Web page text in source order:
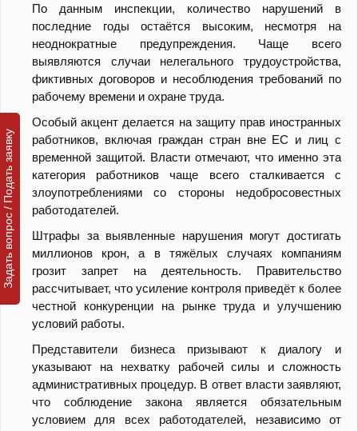
По данным инспекции, количество нарушений в
последние годы остаётся высоким, несмотря на
неоднократные предупреждения. Чаще всего
выявляются случаи нелегального трудоустройства,
фиктивных договоров и несоблюдения требований по
рабочему времени и охране труда.
Особый акцент делается на защиту прав иностранных
работников, включая граждан стран вне ЕС и лиц с
временной защитой. Власти отмечают, что именно эта
категория работников чаще всего сталкивается с
злоупотреблениями со стороны недобросовестных
работодателей.
Штрафы за выявленные нарушения могут достигать
миллионов крон, а в тяжёлых случаях компаниям
грозит запрет на деятельность. Правительство
рассчитывает, что усиление контроля приведёт к более
честной конкуренции на рынке труда и улучшению
условий работы.
Представители бизнеса призывают к диалогу и
указывают на нехватку рабочей силы и сложность
административных процедур. В ответ власти заявляют,
что соблюдение закона является обязательным
условием для всех работодателей, независимо от
Задать вопрос / Подать заявку